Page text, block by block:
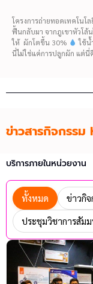
โครงการถ่ายทอดเทคโนโ
ฟื้นกลับมา จากภูเขาหัวโล้
ให้ ผักโตขึ้น 30%
ใช้น้
นี่ไม่ใช่แค่การปลูกผัก แต่
ข่าวสารกิจกรรม
บริการภายในหน่วยงาน
ทั้งหมด ข่าวกิ
ประชุมวิชาการสัม